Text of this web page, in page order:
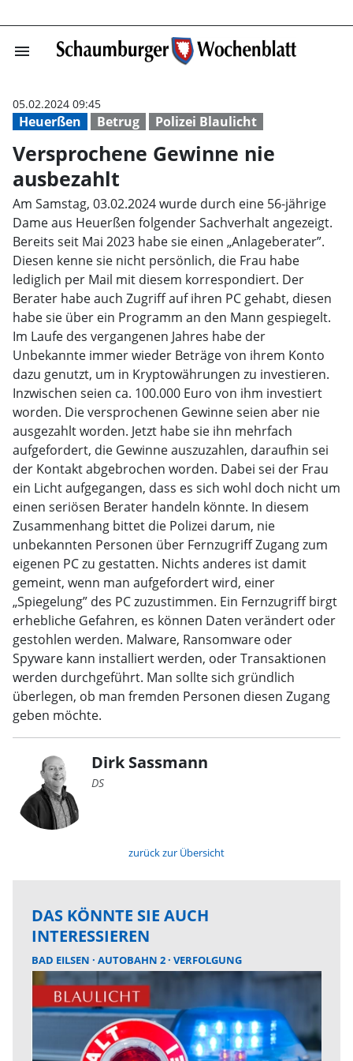
menu Versprochene
Heuerßen Betrug Polizei Blaulicht
05.02.2024 09:45
Versprochene Gewinne nie
ausbezahlt
Am Samstag, 03.02.2024 wurde durch eine 56-jährige
Dame aus Heuerßen folgender Sachverhalt angezeigt.
Bereits seit Mai 2023 habe sie einen „Anlageberater”.
Diesen kenne sie nicht persönlich, die Frau habe
lediglich per Mail mit diesem korrespondiert. Der
Berater habe auch Zugriff auf ihren PC gehabt, diesen
habe sie über ein Programm an den Mann gespiegelt.
Im Laufe des vergangenen Jahres habe der
Unbekannte immer wieder Beträge von ihrem Konto
dazu genutzt, um in Kryptowährungen zu investieren.
Inzwischen seien ca. 100.000 Euro von ihm investiert
worden. Die versprochenen Gewinne seien aber nie
ausgezahlt worden. Jetzt habe sie ihn mehrfach
aufgefordert, die Gewinne auszuzahlen, daraufhin sei
der Kontakt abgebrochen worden. Dabei sei der Frau
ein Licht aufgegangen, dass es sich wohl doch nicht um
einen seriösen Berater handeln könnte. In diesem
Zusammenhang bittet die Polizei darum, nie
unbekannten Personen über Fernzugriff Zugang zum
eigenen PC zu gestatten. Nichts anderes ist damit
gemeint, wenn man aufgefordert wird, einer
„Spiegelung” des PC zuzustimmen. Ein Fernzugriff birgt
erhebliche Gefahren, es können Daten verändert oder
gestohlen werden. Malware, Ransomware oder
Spyware kann installiert werden, oder Transaktionen
werden durchgeführt. Man sollte sich gründlich
überlegen, ob man fremden Personen diesen Zugang
geben möchte.
Dirk Sassmann
DS
zurück zur Übersicht
DAS KÖNNTE SIE AUCH
INTERESSIEREN
BAD EILSEN AUTOBAHN 2 VERFOLGUNG